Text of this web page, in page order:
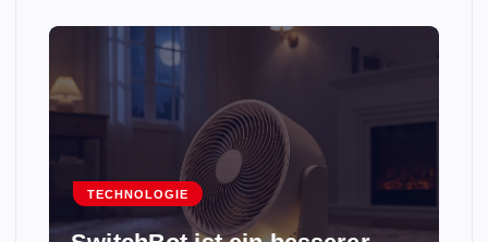
TECHNOLOGIE